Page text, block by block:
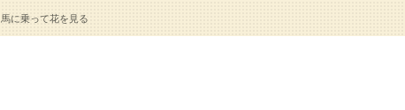
馬に乗って花を見る